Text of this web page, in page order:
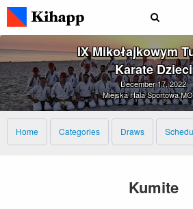
IX Mikołajkowym
Karate Dzieci
December 17, 2022
Miejska Hala Sportowa
Home Categories Draws
Kumite